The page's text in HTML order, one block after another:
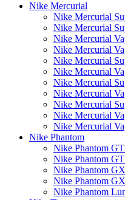
Nike Mercurial
Nike Mercurial
Nike Mercurial
Nike Mercurial
Nike Mercurial
Nike Mercurial
Nike Mercurial
Nike Mercurial
Nike Mercurial
Nike Mercurial
Nike Mercurial
Nike Mercurial
Nike Phantom
Nike Phantom
Nike Phantom
Nike Phantom
Nike Phantom
Nike Phantom